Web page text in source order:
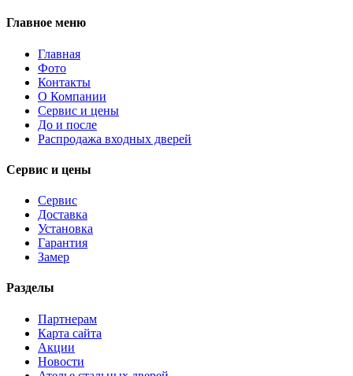
Главное меню
Главная
Фото
Контакты
О Компании
Сервис и цены
До и после
Распродажа входных дверей
Сервис и цены
Сервис
Доставка
Установка
Гарантия
Замер
Разделы
Партнерам
Карта сайта
Акции
Новости